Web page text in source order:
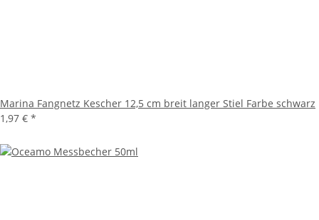
Marina Fangnetz Kescher 12,5 cm breit langer Stiel Farbe schwarz
1,97 € *